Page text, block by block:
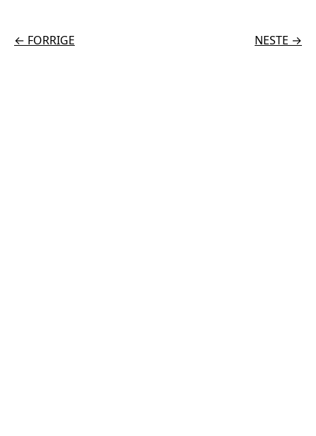
← FORRIGE NESTE →